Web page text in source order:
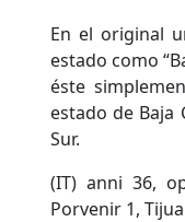
En el original
estado como
éste
estado de Baja
Sur.
(IT) anni 36,
Porvenir 1,